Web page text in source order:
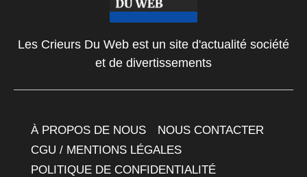
Les Crieurs Du Web est un site d'actualité société
et de divertissements
À PROPOS DE NOUS
NOUS CONTACTER
CGU / MENTIONS LÉGALES
POLITIQUE DE CONFIDENTIALITÉ